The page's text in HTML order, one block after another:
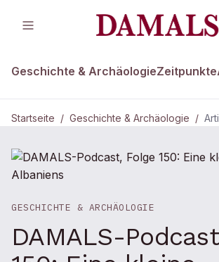
Geschichte & ArchäologieZeitpunkte
Startseite / Geschichte & Archäologie /
GESCHICHTE & ARCHÄOLOGIE
DAMALS-